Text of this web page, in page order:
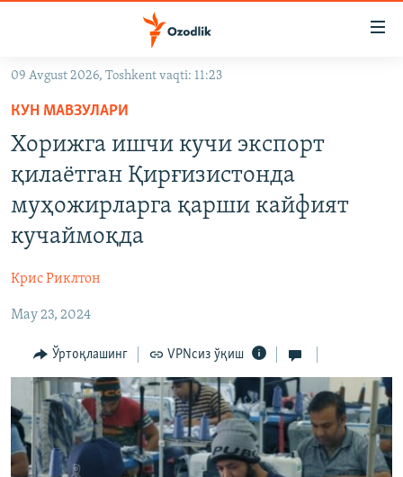
Асосий
навигацияга
ўтинг
Қидиришга
ўтинг
OZODARXIV
На русском
Озодлик бошқа тилларда
09 Avgust 2026, Toshkent vaqti: 11:23
КУН МАВЗУЛАРИ
Хорижга ишчи кучи экспорт
қилаётган Қирғизистонда
муҳожирларга қарши кайфият
кучаймоқда
Крис Риклтон
May 23, 2024
Ўртоқлашинг VPNсиз ўқиш